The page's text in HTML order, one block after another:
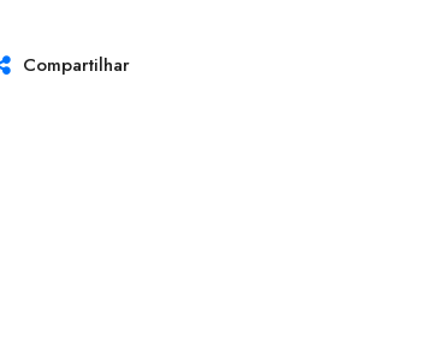
Compartilhar